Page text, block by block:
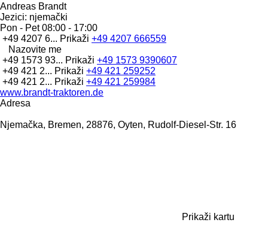
Andreas Brandt
Jezici: njemački
Pon - Pet08:00 - 17:00
+49 4207 6... Prikaži +49 4207 666559
Nazovite me
+49 1573 93... Prikaži +49 1573 9390607
+49 421 2... Prikaži +49 421 259252
+49 421 2... Prikaži +49 421 259984
www.brandt-traktoren.de
Adresa
Njemačka, Bremen, 28876, Oyten, Rudolf-Diesel-Str. 16
Prikaži kartu